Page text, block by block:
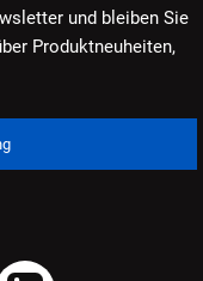
und bleiben Sie
Produktneuheiten,